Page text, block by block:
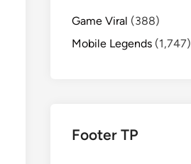
Game Viral (388)
Mobile Legends (1,747)
Footer TP